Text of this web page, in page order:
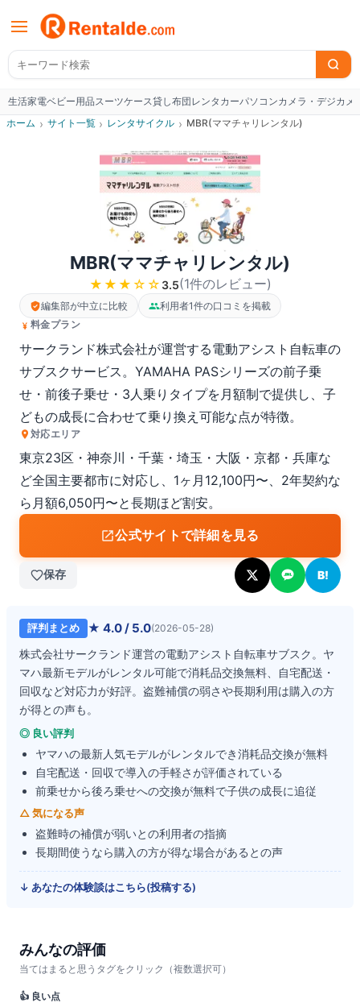
生活家電ベビー用品スーツケース貸し布団レンタカーパソコンカメラ・デジカメ
ホーム › サイト一覧 › レンタサイクル › MBR(ママチャリレンタル)
MBR(ママチャリレンタル)
★★★ ☆☆ 3.5(1件のレビュー)
編集部が中立に比較
利用者1件の口コミを掲載
料金プラン
サークランド株式会社が運営する電動アシスト自転車の
サブスクサービス。YAMAHA PASシリーズの前子乗
せ・前後子乗せ・3人乗りタイプを月額制で提供し、子
どもの成長に合わせて乗り換え可能な点が特徴。
対応エリア
東京23区・神奈川・千葉・埼玉・大阪・京都・兵庫な
ど全国主要都市に対応し、1ヶ月12,100円〜、2年契約な
ら月額6,050円〜と長期ほど割安。
公式サイトで詳細を見る
保存 B!
評判まとめ ★ 4.0/ 5.0(2026-05-28)
株式会社サークランド運営の電動アシスト自転車サブスク。ヤ
マハ最新モデルがレンタル可能で消耗品交換無料、自宅配送・
回収など対応力が好評。盗難補償の弱さや長期利用は購入の方
が得との声も。
◎ 良い評判
ヤマハの最新人気モデルがレンタルでき消耗品交換が無料
自宅配送・回収で導入の手軽さが評価されている
前乗せから後ろ乗せへの交換が無料で子供の成長に追従
△ 気になる声
盗難時の補償が弱いとの利用者の指摘
長期間使うなら購入の方が得な場合があるとの声
↓ あなたの体験談はこちら(投稿する)
みんなの評価
当てはまると思うタグをクリック（複数選択可）
👍 良い点